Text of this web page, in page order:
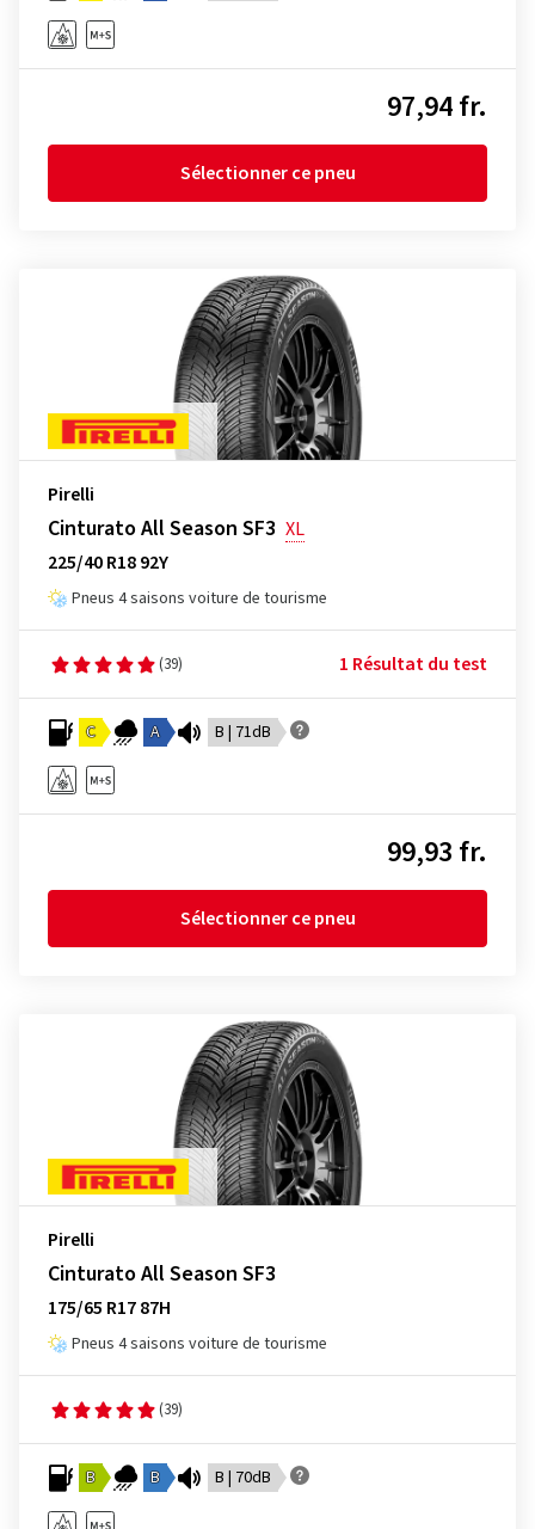
97,94 fr.
Sélectionner ce pneu
Pirelli
Cinturato All Season SF3 XL
225/40 R18 92Y
Pneus 4 saisons voiture de tourisme
(39) 1 Résultat du test
C A B | 71dB
99,93 fr.
Sélectionner ce pneu
Pirelli
Cinturato All Season SF3
175/65 R17 87H
Pneus 4 saisons voiture de tourisme
(39)
B B B | 70dB